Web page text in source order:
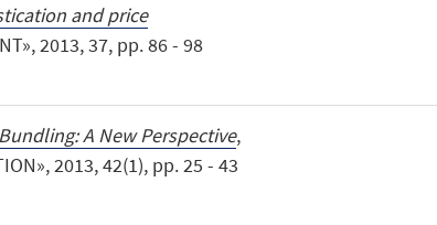
and price
2013, 37, pp. 86 - 98
A New Perspective,
2013, 42(1), pp. 25 - 43